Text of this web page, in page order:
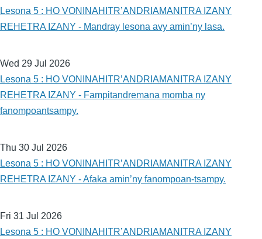
Lesona 5 : HO VONINAHITR’ANDRIAMANITRA IZANY
REHETRA IZANY - Mandray lesona avy amin’ny lasa.
Wed 29 Jul 2026
Lesona 5 : HO VONINAHITR’ANDRIAMANITRA IZANY
REHETRA IZANY - Fampitandremana momba ny
fanompoantsampy.
Thu 30 Jul 2026
Lesona 5 : HO VONINAHITR’ANDRIAMANITRA IZANY
REHETRA IZANY - Afaka amin’ny fanompoan-tsampy.
Fri 31 Jul 2026
Lesona 5 : HO VONINAHITR’ANDRIAMANITRA IZANY